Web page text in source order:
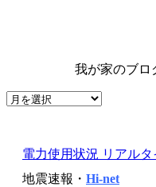
我が家のブロ
電力使用状況 リアルタ
地震速報・ Hi-net